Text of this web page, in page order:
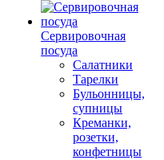
Сервировочная
посуда
Салатники
Тарелки
Бульонницы,
супницы
Креманки,
розетки,
конфетницы